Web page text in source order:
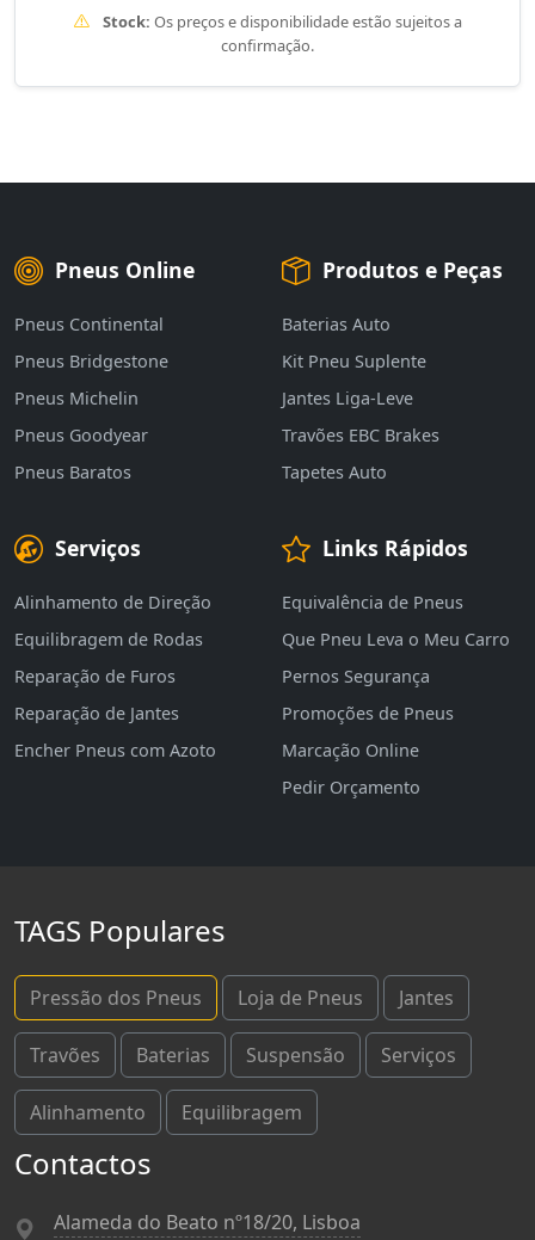
Stock: Os preços e disponibilidade estão sujeitos a
confirmação.
Pneus Online
Pneus Continental
Pneus Bridgestone
Pneus Michelin
Pneus Goodyear
Pneus Baratos
Produtos e Peças
Baterias Auto
Kit Pneu Suplente
Jantes Liga-Leve
Travões EBC Brakes
Tapetes Auto
Serviços
Alinhamento de Direção
Equilibragem de Rodas
Reparação de Furos
Reparação de Jantes
Encher Pneus com Azoto
Links Rápidos
Equivalência de Pneus
Que Pneu Leva o Meu Carro
Pernos Segurança
Promoções de Pneus
Marcação Online
Pedir Orçamento
TAGS Populares
Pressão dos Pneus Loja de Pneus Jantes
Travões Baterias Suspensão Serviços
Alinhamento Equilibragem
Contactos
Alameda do Beato nº18/20, Lisboa